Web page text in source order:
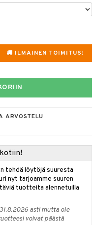
ILMAINEN TOIMITUS!
ARVOSTELU
tehdä löytöjä suuresta
nyt tarjoamme suuren
tuotteita alennetuilla
asti mutta ole
voivat päästä